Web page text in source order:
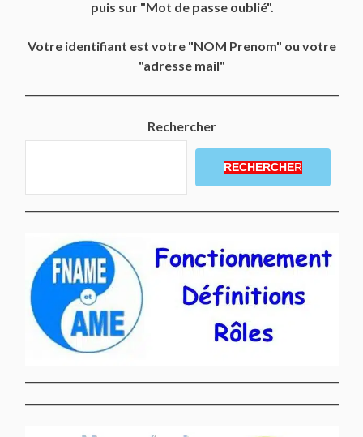
puis sur "Mot de passe oublié".
Votre identifiant est votre "NOM Prenom" ou votre
"adresse mail"
Rechercher
RECHERCHER